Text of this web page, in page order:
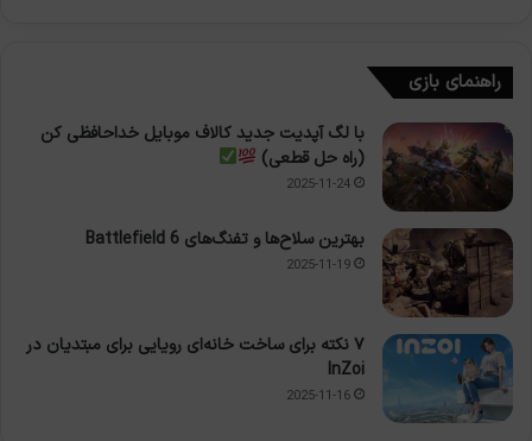
راهنمای بازی
با لگ آپدیت جدید کالاف موبایل خداحافظی کن
(راه حل قطعی)
2025-11-24
بهترین سلاح‌ها و تفنگ‌های Battlefield 6
2025-11-19
۷ نکته برای ساخت خانه‌ای رویایی برای مبتدیان در
InZoi
2025-11-16